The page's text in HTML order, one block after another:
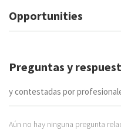
Opportunities
Preguntas y
y contestadas por
Aún no hay ninguna pregunta